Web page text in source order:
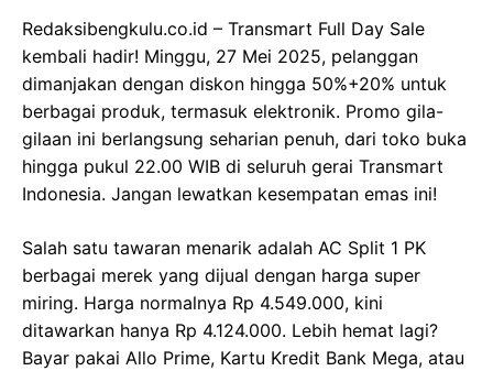
Redaksibengkulu.co.id – Transmart Full Day Sale
kembali hadir! Minggu, 27 Mei 2025, pelanggan
dimanjakan dengan diskon hingga 50%+20% untuk
berbagai produk, termasuk elektronik. Promo gila-
gilaan ini berlangsung seharian penuh, dari toko buka
hingga pukul 22.00 WIB di seluruh gerai Transmart
Indonesia. Jangan lewatkan kesempatan emas ini!
Salah satu tawaran menarik adalah AC Split 1 PK
berbagai merek yang dijual dengan harga super
miring. Harga normalnya Rp 4.549.000, kini
ditawarkan hanya Rp 4.124.000. Lebih hemat lagi?
Bayar pakai Allo Prime, Kartu Kredit Bank Mega, atau